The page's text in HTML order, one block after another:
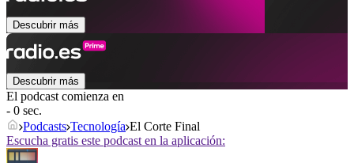
Descubrir más
Descubrir más
El podcast comienza en
- 0 sec.
Podcasts Tecnología El Corte Final
Escucha gratis este podcast en la aplicación: